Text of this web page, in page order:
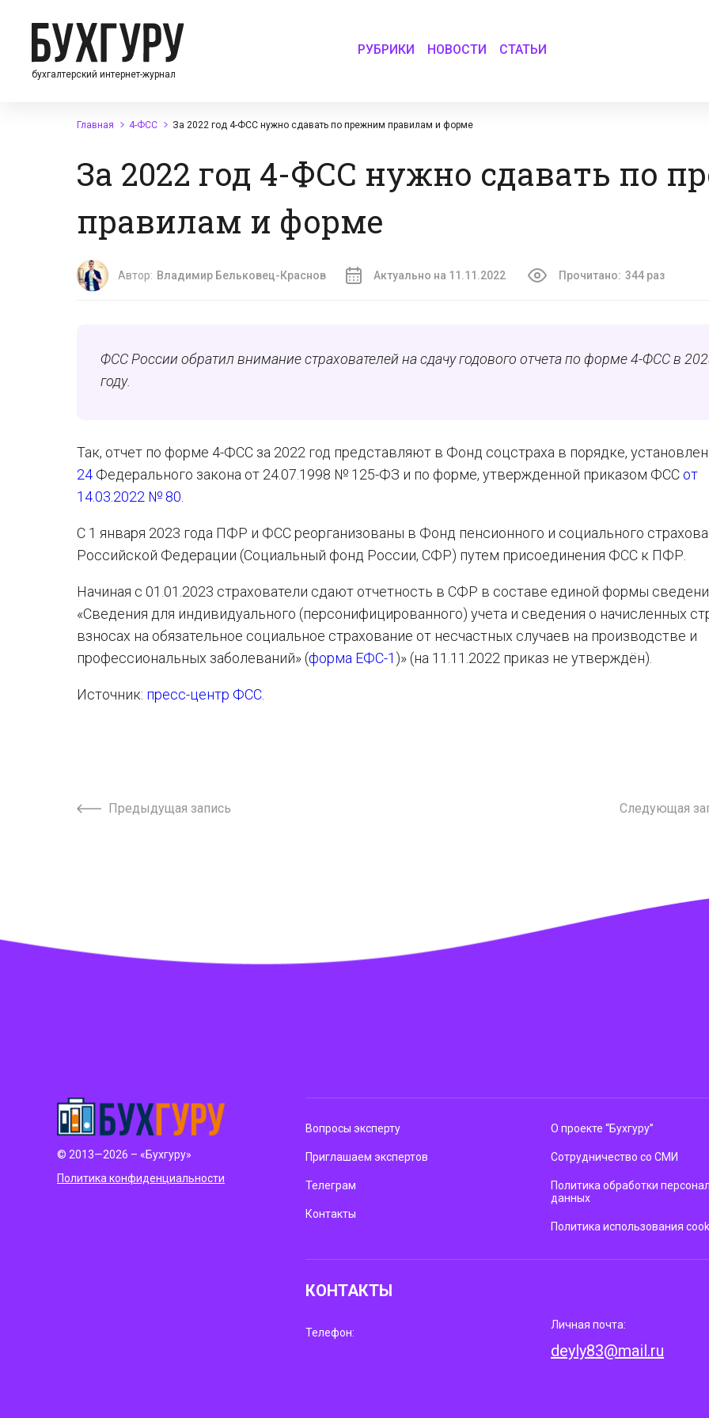
бухгалтерский интернет-журнал
РУБРИКИ НОВОСТИ СТАТЬИ
Главная 4-ФСС За 2022 год 4-ФСС нужно сдавать по прежним правилам и форме
За 2022 год 4-ФСС нужно сдавать по
правилам и форме
Автор: Владимир Бельковец-Краснов Актуально на 11.11.2022 Прочитано: 344 раз
ФСС России обратил внимание страхователей на сдачу годового отчета по форме 4-ФСС в
году.
Так, отчет по форме 4-ФСС за 2022 год представляют в Фонд соцстраха в порядке,
24 Федерального закона от 24.07.1998 № 125-ФЗ и по форме, утвержденной приказом ФСС от
14.03.2022 № 80
С 1 января 2023 года ПФР и ФСС реорганизованы в Фонд пенсионного и социального
Российской Федерации (Социальный фонд России, СФР) путем присоединения ФСС к ПФР.
Начиная с 01.01.2023 страхователи сдают отчетность в СФР в составе единой формы
«Сведения для индивидуального (персонифицированного) учета и сведения о начисленных
взносах на обязательное социальное страхование от несчастных случаев на производстве и
профессиональных заболеваний» (форма ЕФС-1 )» (на 11.11.2022 приказ не утверждён).
Источник: пресс-центр ФСС
Предыдущая запись Следующая
© 2013—2026 – «Бухгуру»
Политика конфиденциальности
Вопросы эксперту
Приглашаем экспертов
Телеграм
Контакты
О проекте “Бухгуру”
Сотрудничество со СМИ
Политика обработки
данных
Политика использования
КОНТАКТЫ
Телефон:
Личная почта:
deyly83@mail.ru